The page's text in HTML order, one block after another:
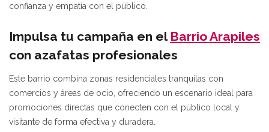
confianza y empatía con el público.
Impulsa tu campaña en el Barrio Arapiles
con azafatas profesionales
Este barrio combina zonas residenciales tranquilas con
comercios y áreas de ocio, ofreciendo un escenario ideal para
promociones directas que conecten con el público local y
visitante de forma efectiva y duradera.